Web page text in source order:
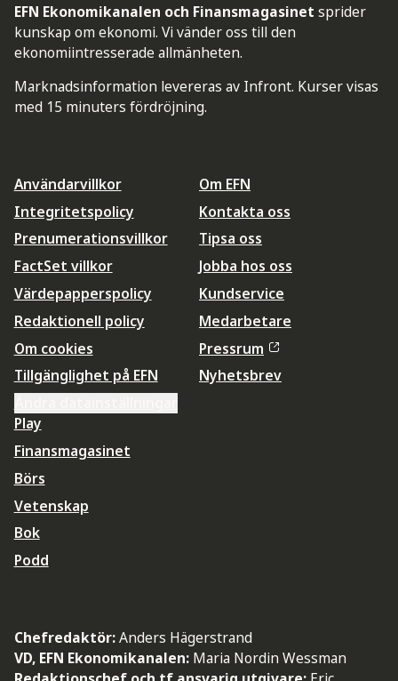
EFN Ekonomikanalen och Finansmagasinet sprider
kunskap om ekonomi. Vi vänder oss till den
ekonomiintresserade allmänheten.
Marknadsinformation levereras av Infront. Kurser visas
med 15 minuters fördröjning.
Användarvillkor
Integritetspolicy
Prenumerationsvillkor
FactSet villkor
Värdepapperspolicy
Redaktionell policy
Om cookies
Tillgänglighet på EFN
Om EFN
Kontakta oss
Tipsa oss
Jobba hos oss
Kundservice
Medarbetare
Pressrum
Nyhetsbrev
Play
Finansmagasinet
Börs
Vetenskap
Bok
Podd
Chefredaktör:Anders Hägerstrand
VD, EFN Ekonomikanalen: Maria Nordin Wessman